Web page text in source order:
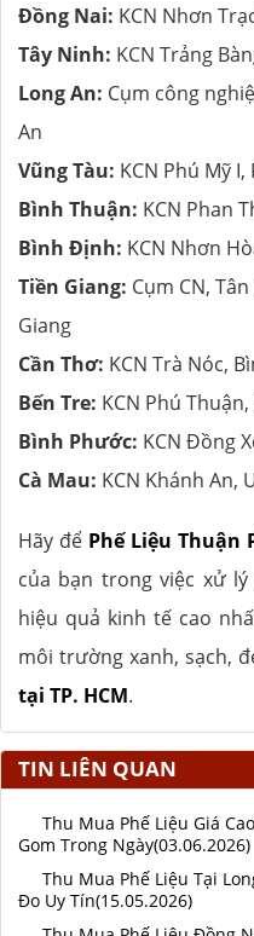
Đồng Nai: KCN Nhơn
Tây Ninh: KCN Trảng
Long An: Cụm công
An
Vũng Tàu: KCN Phú Mỹ I,
Bình Thuận: KCN Phan
Bình Định: KCN Nhơn
Tiền Giang: Cụm CN,
Giang
Cần Thơ: KCN Trà Nóc,
Bến Tre: KCN Phú
Bình Phước: KCN Đồng
Cà Mau: KCN Khánh An,
Hãy để Phế Liệu Thuận
của bạn trong việc xử
hiệu quả kinh tế cao
môi trường xanh, sạch,
tại TP. HCM.
TIN LIÊN QUAN
Thu Mua Phế Liệu Giá
Gom Trong Ngày(03.06.2026)
Thu Mua Phế Liệu Tại
Đo Uy Tín(15.05.2026)